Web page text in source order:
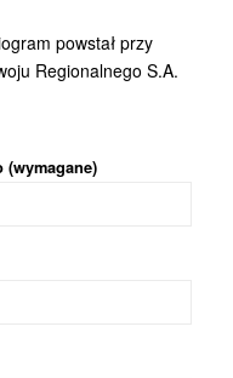
powstał przy
Regionalnego S.A.
(wymagane)